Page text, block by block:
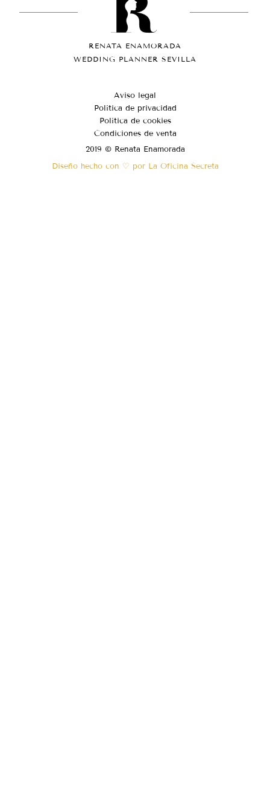
RENATA ENAMORADA
WEDDING PLANNER SEVILLA
Aviso legal
Política de privacidad
Política de cookies
Condiciones de venta
2019 © Renata Enamorada
Diseño hecho con ♡ por La Oficina Secreta